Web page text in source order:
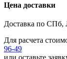
Цена доставки
Доставка по СПб,
Для расчета
96-49
или оставьте